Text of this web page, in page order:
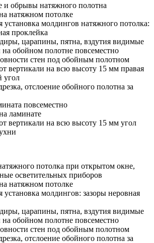
и обрывы натяжного полотна
натяжном потолке
установка молдингов натяжного потолка:
проклейка
царапины, пятна, вздутия видимые
обойном полотне повсеместно
стен под обойным полотном
вертикали на всю высоту 15 мм правая
угол
отслоение обойного полотна за
повсеместно
ламинате
вертикали на всю высоту 15 мм угол
потолка при открытом окне,
осветительных приборов
натяжном потолке
установка молдингов: зазоры неровная
царапины, пятна, вздутия видимые
обойном полотне повсеместно
стен под обойным полотном
отслоение обойного полотна за